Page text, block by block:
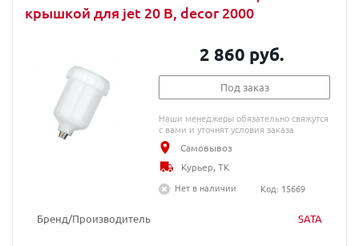
крышкой для jet 20 B, decor 2000
Бренд/Производитель SATA
2 860 руб.
Под заказ
Наши менеджеры обязательно свяжутся
с вами и уточнят условия заказа
Самовывоз
Курьер, ТК
Нет в наличии
Код: 15669